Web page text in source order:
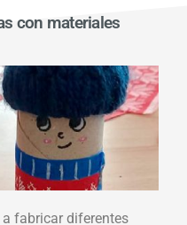
con materiales
fabricar diferentes